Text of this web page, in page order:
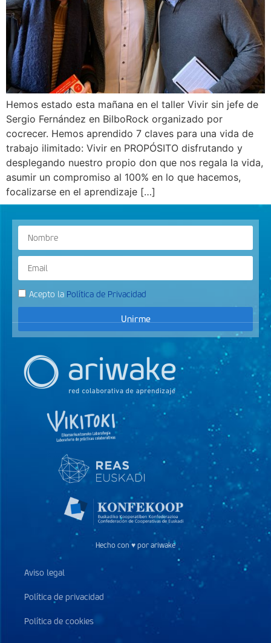
Hemos estado esta mañana en el taller Vivir sin jefe de
Sergio Fernández en BilboRock organizado por
cocrecer. Hemos aprendido 7 claves para una vida de
trabajo ilimitado: Vivir en PROPÓSITO disfrutando y
desplegando nuestro propio don que nos regala la vida,
asumir un compromiso al 100% en lo que hacemos,
focalizarse en el aprendizaje […]
Acepto la Política de Privacidad
Unirme
Hecho con ♥ por ariwake
Aviso legal
Política de privacidad
Política de cookies